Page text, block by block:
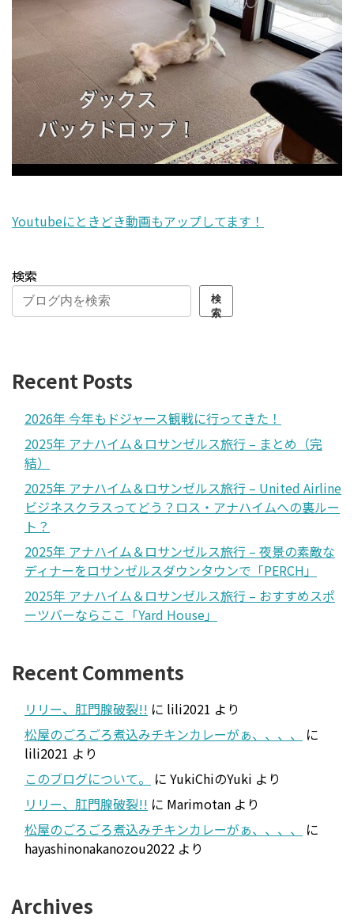
Youtubeにときどき動画もアップしてます！
検索
検
索
Recent Posts
2026年 今年もドジャース観戦に行ってきた！
2025年 アナハイム＆ロサンゼルス旅行 – まとめ（完
結）
2025年 アナハイム＆ロサンゼルス旅行 – United Airline
ビジネスクラスってどう？ロス・アナハイムへの裏ルー
ト？
2025年 アナハイム＆ロサンゼルス旅行 – 夜景の素敵な
ディナーをロサンゼルスダウンタウンで「PERCH」
2025年 アナハイム＆ロサンゼルス旅行 – おすすめスポ
ーツバーならここ「Yard House」
Recent Comments
リリー、肛門腺破裂!! に lili2021 より
松屋のごろごろ煮込みチキンカレーがぁ、、、、
に
lili2021 より
このブログについて。
に YukiChiのYuki より
リリー、肛門腺破裂!! に Marimotan より
松屋のごろごろ煮込みチキンカレーがぁ、、、、
に
hayashinonakanozou2022 より
Archives